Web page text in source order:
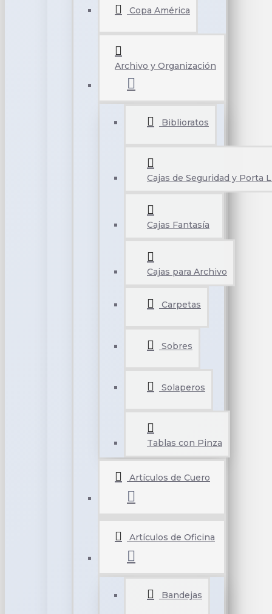
Copa América
Archivo y Organización
Biblioratos
Cajas de Seguridad y Porta
Cajas Fantasía
Cajas para Archivo
Carpetas
Sobres
Solaperos
Tablas con Pinza
Artículos de Cuero
Artículos de Oficina
Bandejas